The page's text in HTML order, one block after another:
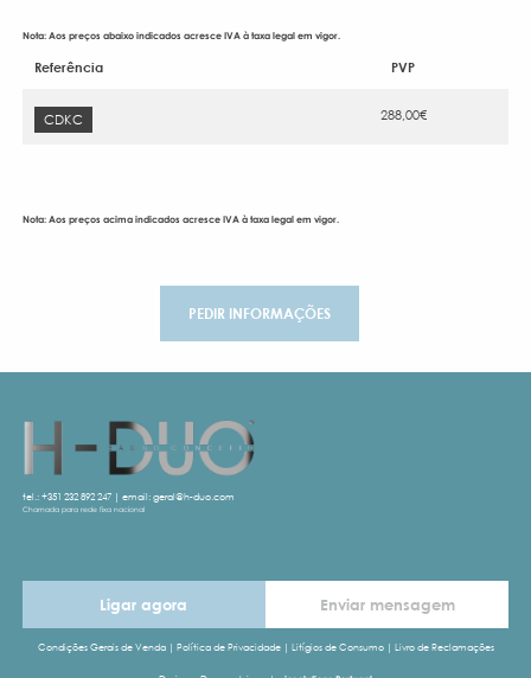
Nota: Aos preços abaixo indicados acresce IVA à taxa legal em vigor.
Referência PVP
CDKC 288,00€
Nota: Aos preços acima indicados acresce IVA à taxa legal em vigor.
PEDIR INFORMAÇÕES
tel.: +351 232 892 247| email: geral@h-duo.com
Chamada para rede fixa nacional
Ligar agora Enviar mensagem
Condições Gerais de Venda| Política de Privacidade| Litígios de Consumo| Livro de Reclamações